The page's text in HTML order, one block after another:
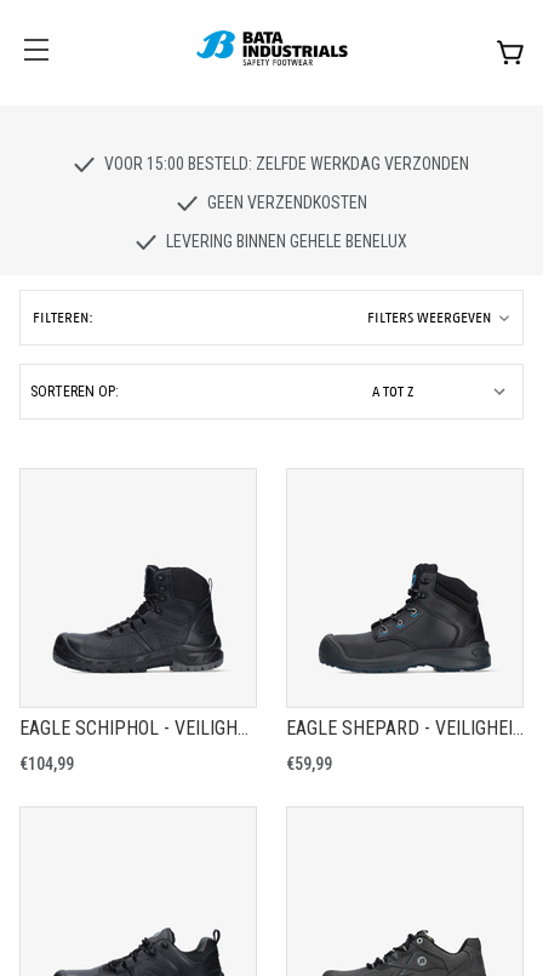
VOOR 15:00 BESTELD: ZELFDE WERKDAG VERZONDEN
GEEN VERZENDKOSTEN
LEVERING BINNEN GEHELE BENELUX
FILTEREN: FILTERS WEERGEVEN
SORTEREN OP:
EAGLE SCHIPHOL - VEILIGHEIDSSCHOEN S3
€104,99
EAGLE SHEPARD - VEILIGHEIDSSCHOEN S3
€59,99